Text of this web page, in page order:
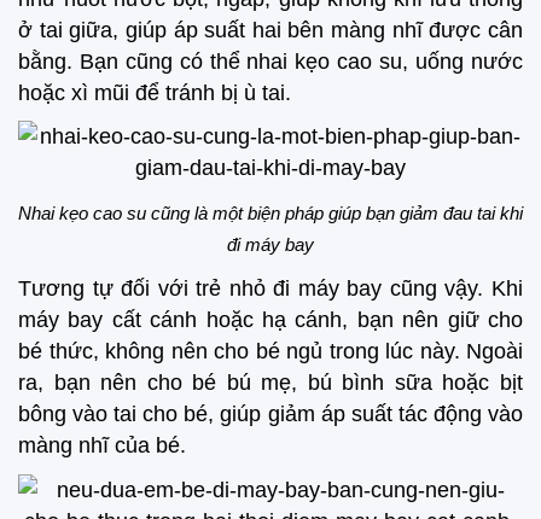
ở tai giữa, giúp áp suất hai bên màng nhĩ được cân
bằng. Bạn cũng có thể nhai kẹo cao su, uống nước
hoặc xì mũi để tránh bị ù tai.
Nhai kẹo cao su cũng là một biện pháp giúp bạn giảm đau tai khi
đi máy bay
Tương tự đối với trẻ nhỏ đi máy bay cũng vậy. Khi
máy bay cất cánh hoặc hạ cánh, bạn nên giữ cho
bé thức, không nên cho bé ngủ trong lúc này. Ngoài
ra, bạn nên cho bé bú mẹ, bú bình sữa hoặc bịt
bông vào tai cho bé, giúp giảm áp suất tác động vào
màng nhĩ của bé.